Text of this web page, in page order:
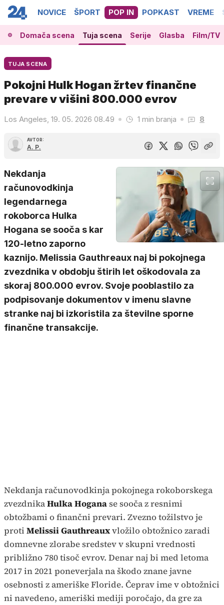
NOVICE ŠPORT POP IN POPKAST VREME
Domača scena Tuja scena Serije Glasba Film/TV
TUJA SCENA
Pokojni Hulk Hogan žrtev finančne
prevare v višini 800.000 evrov
Los Angeles, 19. 05. 2026 08.49 1 min branja 8
AVTOR:
A. P.
Nekdanja
računovodkinja
legendarnega
rokoborca Hulka
Hogana se sooča s kar
120-letno zaporno
kaznijo. Melissia Gauthreaux naj bi pokojnega
zvezdnika v obdobju štirih let oškodovala za
skoraj 800.000 evrov. Svoje pooblastilo za
podpisovanje dokumentov v imenu slavne
stranke naj bi izkoristila za številne sporne
finančne transakcije.
Nekdanja računovodkinja pokojnega rokoborskega
zvezdnikaHulka Hoganase sooča z resnimi
obtožbami o finančni prevari. Zvezno tožilstvo je
proti Melissii Gauthreauxvložilo obtožnico zaradi
domnevne zlorabe sredstev v skupni vrednosti
približno 780 tisoč evrov. Denar naj bi med letoma
2017 in 2021 poneverjala na škodo znane javne
osebnosti z ameriške Floride. Čeprav ime v obtožnici
ni navedeno, ameriški mediji poročajo, da gre za